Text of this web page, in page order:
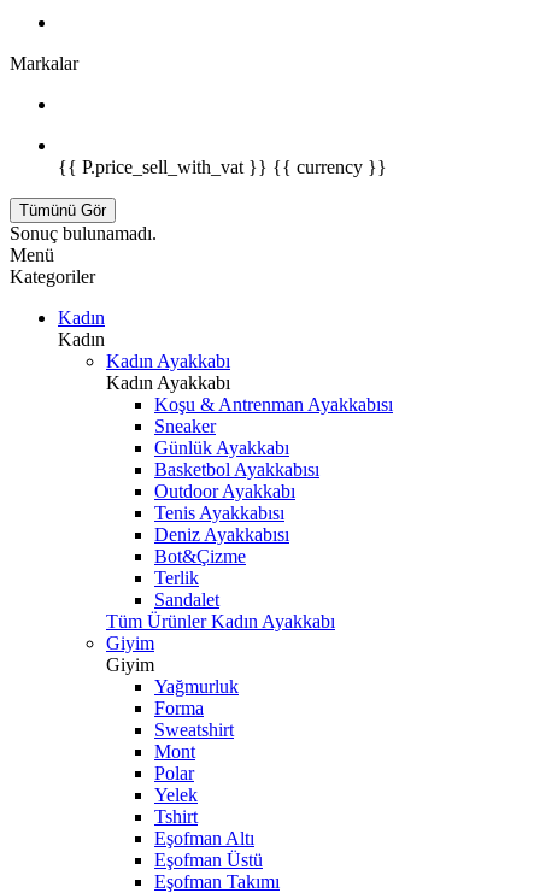
Markalar
{{ P.price_sell_with_vat }} {{ currency }}
Tümünü Gör
Sonuç bulunamadı.
Menü
Kategoriler
Kadın
Kadın
Kadın Ayakkabı
Kadın Ayakkabı
Koşu & Antrenman Ayakkabısı
Sneaker
Günlük Ayakkabı
Basketbol Ayakkabısı
Outdoor Ayakkabı
Tenis Ayakkabısı
Deniz Ayakkabısı
Bot&Çizme
Terlik
Sandalet
Tüm Ürünler Kadın Ayakkabı
Giyim
Giyim
Yağmurluk
Forma
Sweatshirt
Mont
Polar
Yelek
Tshirt
Eşofman Altı
Eşofman Üstü
Eşofman Takımı